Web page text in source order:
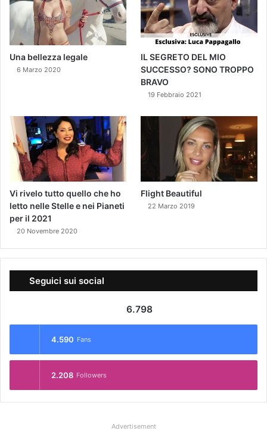
Una bellezza legale
6 Marzo 2020
IL SEGRETO DEL MIO
SUCCESSO? SONO TROPPO
BRAVO
19 Febbraio 2021
Vi rivelo tutto quello che ho
letto nelle Stelle e nei Pianeti
per il 2021
20 Novembre 2020
Flight Beautiful
22 Marzo 2019
Seguici sui social
6.798
4.590 Fans
2.208 Followers
Advertisement